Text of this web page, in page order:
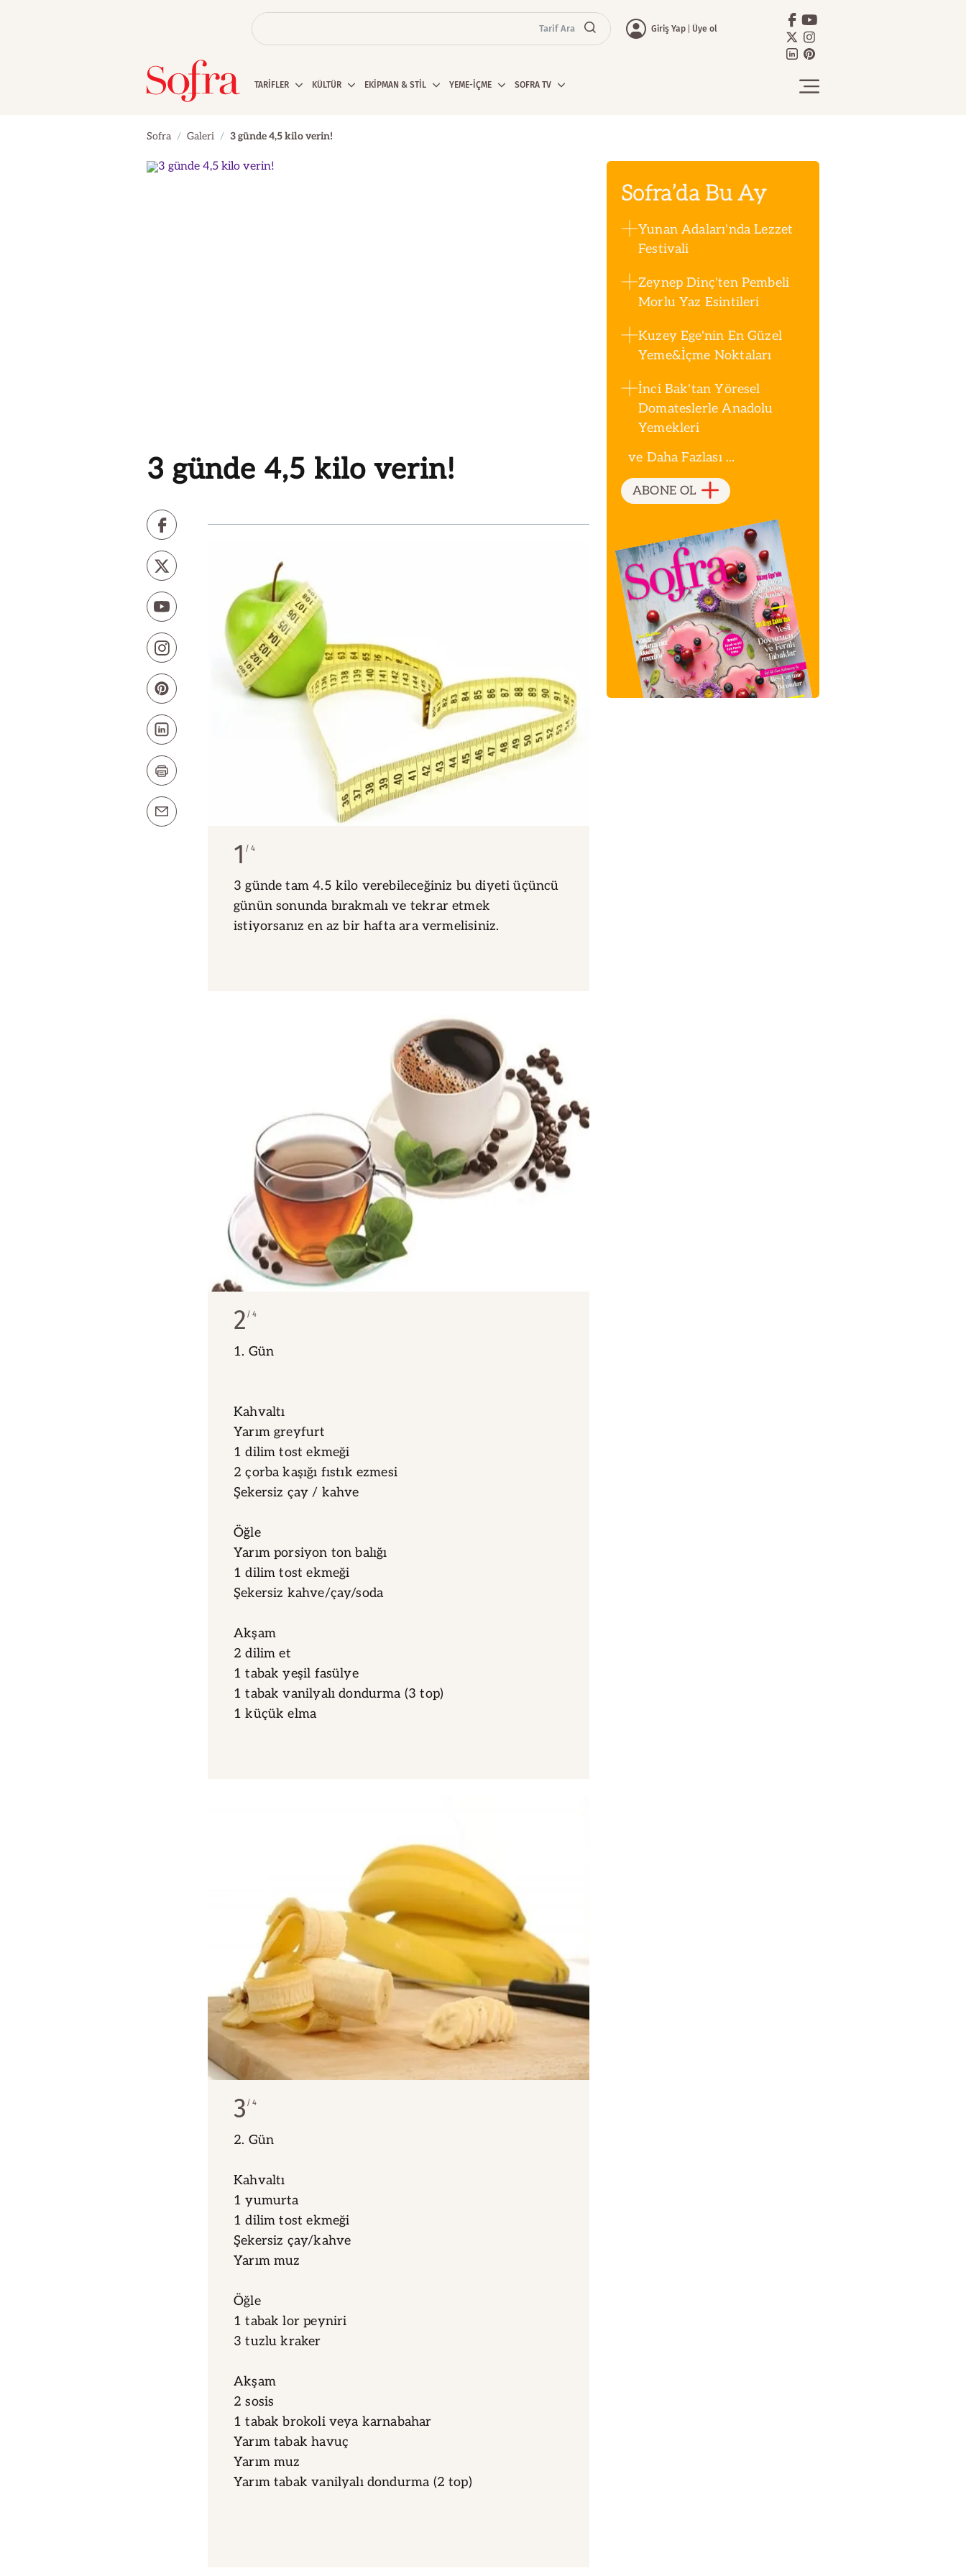
Tarif Ara Giriş Yap Üye ol
TARİFLER KÜLTÜR EKİPMAN & STİL YEME-İÇME SOFRA TV
Sofra Galeri 3 günde 4,5 kilo verin!
3 günde 4,5 kilo verin!
1 4
3 günde tam 4.5 kilo verebileceğiniz bu diyeti üçüncü
günün sonunda bırakmalı ve tekrar etmek
istiyorsanız en az bir hafta ara vermelisiniz.
2 4
1. Gün
Kahvaltı
Yarım greyfurt
1 dilim tost ekmeği
2 çorba kaşığı fıstık ezmesi
Şekersiz çay / kahve
Öğle
Yarım porsiyon ton balığı
1 dilim tost ekmeği
Şekersiz kahve/çay/soda
Akşam
2 dilim et
1 tabak yeşil fasülye
1 tabak vanilyalı dondurma (3 top)
1 küçük elma
3 4
2. Gün
Kahvaltı
1 yumurta
1 dilim tost ekmeği
Şekersiz çay/kahve
Yarım muz
Öğle
1 tabak lor peyniri
3 tuzlu kraker
Akşam
2 sosis
1 tabak brokoli veya karnabahar
Yarım tabak havuç
Yarım muz
Yarım tabak vanilyalı dondurma (2 top)
Sofra’da Bu Ay
Yunan Adaları'nda Lezzet
Festivali
Zeynep Dinç'ten Pembeli
Morlu Yaz Esintileri
Kuzey Ege'nin En Güzel
Yeme&İçme Noktaları
İnci Bak'tan Yöresel
Domateslerle Anadolu
Yemekleri
ve Daha Fazlası ...
ABONE OL